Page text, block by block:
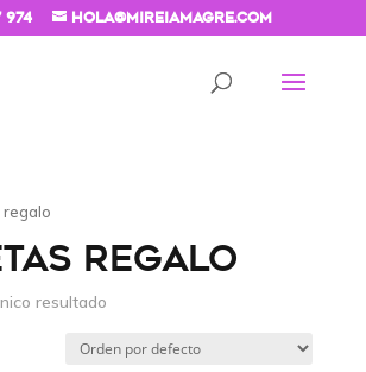
974 hola@mireiamagre.com
REGALO
resultado